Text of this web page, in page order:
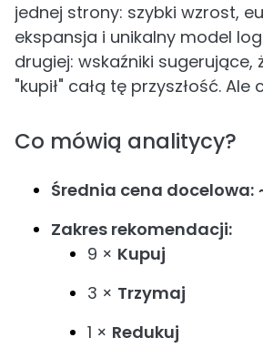
jednej strony: szybki wzrost,
ekspansja i unikalny model
drugiej: wskaźniki sugerujące,
"kupił" całą tę przyszłość. Ale
Co mówią analitycy?
Średnia cena docelowa:
Zakres rekomendacji:
9 × Kupuj
3 × Trzymaj
1 × Redukuj